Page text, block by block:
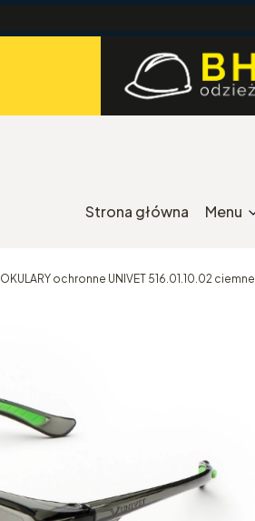
Strona główna Menu
OKULARY ochronne UNIVET 516.01.10.02 ciemne